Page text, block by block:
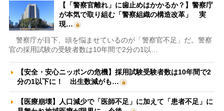
【「警察官離れ」に歯止めはかかるか？】警察庁
が本気で取り組む「警察組織の構造改革」 実
現…
警察庁が目下、頭を悩ませているのが「警察官不足」だ。警察
官の採用試験の受験者数は10年間で2分の1以…
【安全・安心ニッポンの危機】採用試験受験者数は10年間で2
分の1以下に！ 出生数減がも…
【医療崩壊】人口減少で「医師不足」に加えて「患者不足」に